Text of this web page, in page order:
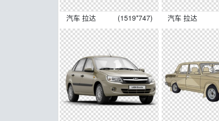
汽车 拉达 (1519*747) 汽车 拉达